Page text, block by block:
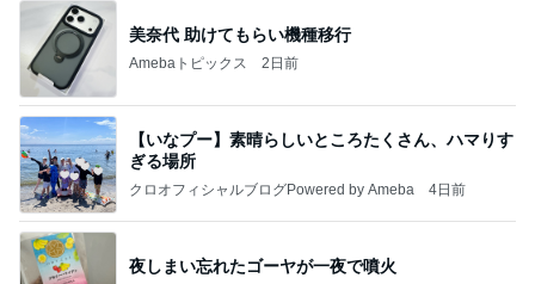
美奈代 助けてもらい機種移行
Amebaトピックス 2日前
【いなプー】素晴らしいところたくさん、ハマりす
ぎる場所
クロオフィシャルブログPowered by Ameba 4日前
夜しまい忘れたゴーヤが一夜で噴火